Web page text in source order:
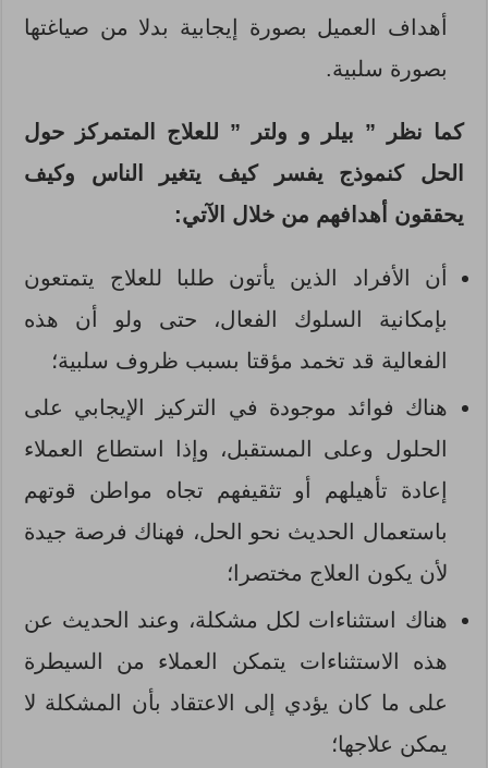
أهداف العميل بصورة إيجابية بدلا من صياغتها
بصورة سلبية.
كما نظر ” بيلر و ولتر ” للعلاج المتمركز حول
الحل كنموذج يفسر كيف يتغير الناس وكيف
يحققون أهدافهم من خلال الآتي:
أن الأفراد الذين يأتون طلبا للعلاج يتمتعون
بإمكانية السلوك الفعال، حتى ولو أن هذه
الفعالية قد تخمد مؤقتا بسبب ظروف سلبية؛
هناك فوائد موجودة في التركيز الإيجابي على
الحلول وعلى المستقبل، وإذا استطاع العملاء
إعادة تأهيلهم أو تثقيفهم تجاه مواطن قوتهم
باستعمال الحديث نحو الحل، فهناك فرصة جيدة
لأن يكون العلاج مختصرا؛
هناك استثناءات لكل مشكلة، وعند الحديث عن
هذه الاستثناءات يتمكن العملاء من السيطرة
على ما كان يؤدي إلى الاعتقاد بأن المشكلة لا
يمكن علاجها؛